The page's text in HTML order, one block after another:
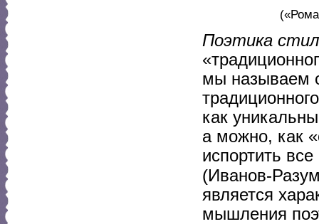
Поэтика
мы называем
как
а можно, как
испортить
(Иванов-
является
мышления